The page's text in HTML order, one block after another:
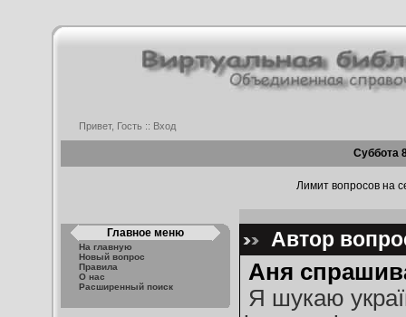
Привет, Гость :: Вход
Суббота
Лимит вопросов на
Главное меню
На главную
Новый вопрос
Правила
О нас
Расширенный поиск
Автор
Аня
Я шукаю